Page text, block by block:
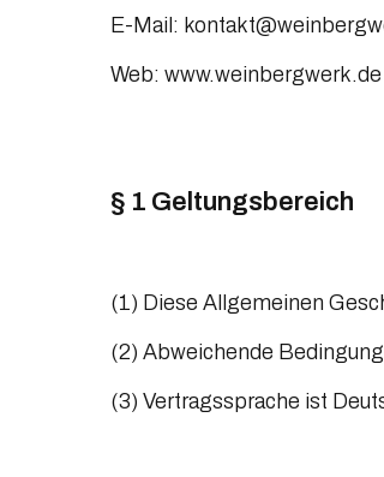
E-Mail:
Web: www.weinbergwerk.de
§ 1 Geltungsbereich
(1) Diese Allgemeinen
(2) Abweichende
(3) Vertragssprache ist